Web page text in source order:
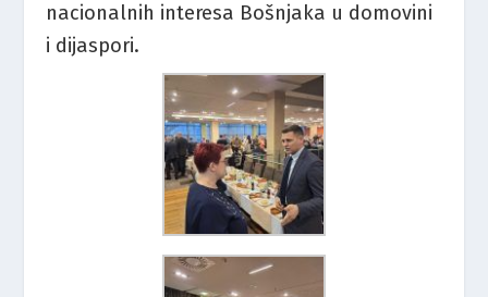
nacionalnih interesa Bošnjaka u domovini
i dijaspori.